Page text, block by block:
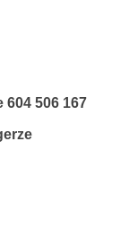
604 506 167